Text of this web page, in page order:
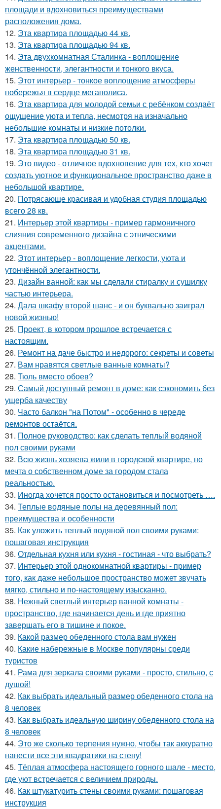
площади и вдохновиться преимуществами
расположения дома.
12. Эта квартира площадью 44 кв.
13. Эта квартира площадью 94 кв.
14. Эта двухкомнатная Сталинка - воплощение
женственности, элегантности и тонкого вкуса.
15. Этот интерьер - тонкое воплощение атмосферы
побережья в сердце мегаполиса.
16. Эта квартира для молодой семьи с ребёнком создаёт
ощущение уюта и тепла, несмотря на изначально
небольшие комнаты и низкие потолки.
17. Эта квартира площадью 50 кв.
18. Эта квартира площадью 31 кв.
19. Это видео - отличное вдохновение для тех, кто хочет
создать уютное и функциональное пространство даже в
небольшой квартире.
20. Потрясающе красивая и удобная студия площадью
всего 28 кв.
21. Интерьер этой квартиры - пример гармоничного
слияния современного дизайна с этническими
акцентами.
22. Этот интерьер - воплощение легкости, уюта и
утончённой элегантности.
23. Дизайн ванной: как мы сделали стиралку и сушилку
частью интерьера.
24. Дала шкафу второй шанс - и он буквально заиграл
новой жизнью!
25. Проект, в котором прошлое встречается с
настоящим.
26. Ремонт на даче быстро и недорого: секреты и советы
27. Вам нравятся светлые ванные комнаты?
28. Тюль вместо обоев?
29. Самый доступный ремонт в доме: как сэкономить без
ущерба качеству
30. Часто балкон "на Потом" - особенно в череде
ремонтов остаётся.
31. Полное руководство: как сделать теплый водяной
пол своими руками
32. Всю жизнь хозяева жили в городской квартире, но
мечта о собственном доме за городом стала
реальностью.
33. Иногда хочется просто остановиться и посмотреть ….
34. Теплые водяные полы на деревянный пол:
преимущества и особенности
35. Как уложить теплый водяной пол своими руками:
пошаговая инструкция
36. Отдельная кухня или кухня - гостиная - что выбрать?
37. Интерьер этой однокомнатной квартиры - пример
того, как даже небольшое пространство может звучать
мягко, стильно и по-настоящему изысканно.
38. Нежный светлый интерьер ванной комнаты -
пространство, где начинается день и где приятно
завершать его в тишине и покое.
39. Какой размер обеденного стола вам нужен
40. Какие набережные в Москве популярны среди
туристов
41. Рама для зеркала своими руками - просто, стильно, с
душой!
42. Как выбрать идеальный размер обеденного стола на
8 человек
43. Как выбрать идеальную ширину обеденного стола на
8 человек
44. Это же сколько терпения нужно, чтобы так аккуратно
нанести все эти квадратики на стену!
45. Тёплая атмосфера настоящего горного шале - место,
где уют встречается с величием природы.
46. Как штукатурить стены своими руками: пошаговая
инструкция